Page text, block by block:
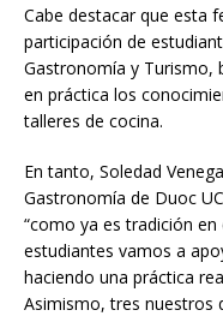
Cabe destacar que esta
participación de
Gastronomía y Turismo,
en práctica los
talleres de cocina.
En tanto, Soledad
Gastronomía de Duoc
“como ya es tradición
estudiantes vamos a
haciendo una práctica
Asimismo, tres nuestros